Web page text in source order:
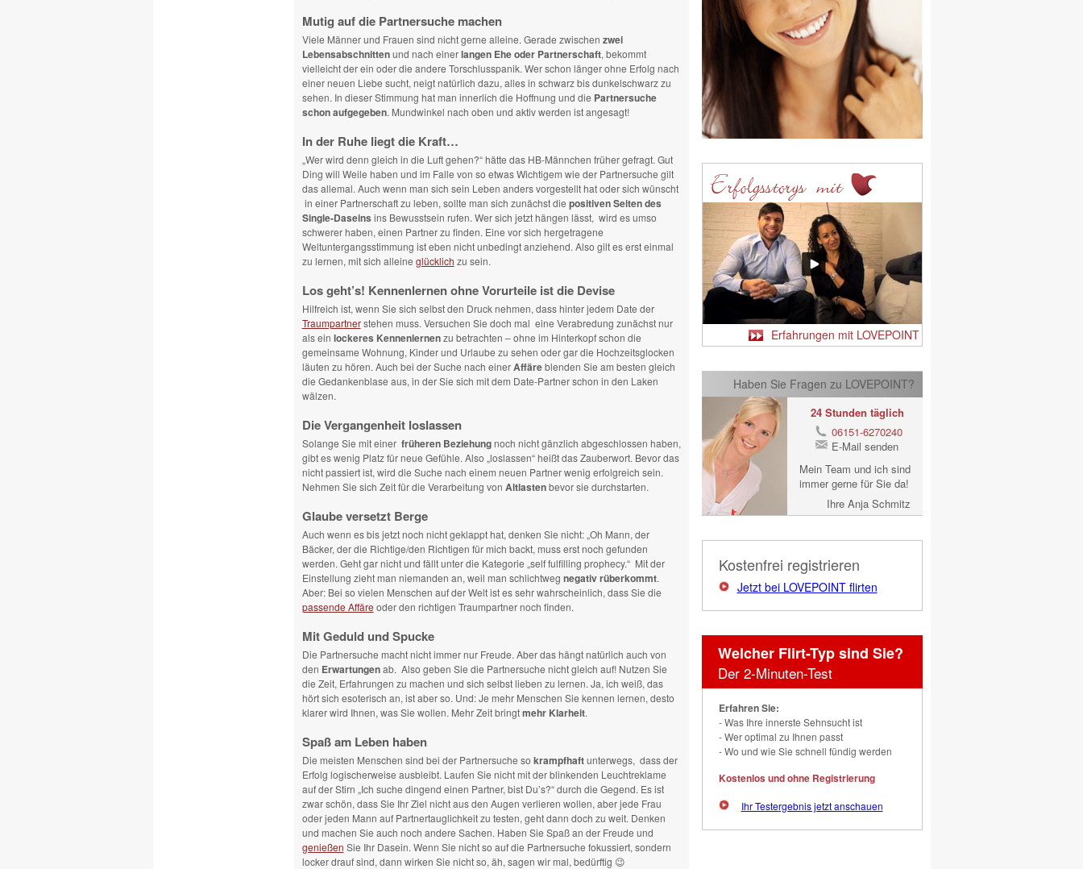
Erfahrungen mit LOVEPOINT
Haben Sie Fragen zu LOVEPOINT?
24 Stunden täglich
06151-6270240
E-Mail senden
Mein Team und ich sind
immer gerne für Sie da!
Ihre Anja Schmitz
Kostenfrei registrieren
Jetzt bei LOVEPOINT flirten
Welcher Flirt-Typ sind Sie?
Der 2-Minuten-Test
Erfahren Sie:
Was Ihre innerste Sehnsucht ist
Wer optimal zu Ihnen passt
Wo und wie Sie schnell fündig werden
Kostenlos und ohne Registrierung
Ihr Testergebnis jetzt anschauen
Mutig auf die Partnersuche machen
Viele Männer und Frauen sind nicht gerne alleine. Gerade zwischen zwei
Lebensabschnittenund nach einerlangen Ehe oder Partnerschaft, bekommt
vielleicht der ein oder die andere Torschlusspanik. Wer schon länger ohne Erfolg nach
einer neuen Liebe sucht, neigt natürlich dazu, alles in schwarz bis dunkelschwarz zu
sehen. In dieser Stimmung hat man innerlich die Hoffnung und die Partnersuche
schon aufgegeben. Mundwinkel nach oben und aktiv werden ist angesagt!
In der Ruhe liegt die Kraft…
„Wer wird denn gleich in die Luft gehen?“ hätte das HB-Männchen früher gefragt. Gut
Ding will Weile haben und im Falle von so etwas Wichtigem wie der Partnersuche gilt
das allemal. Auch wenn man sich sein Leben anders vorgestellt hat oder sich wünscht
in einer Partnerschaft zu leben, sollte man sich zunächst die positiven Seiten des
Single-Daseins ins Bewusstsein rufen. Wer sich jetzt hängen lässt, wird es umso
schwerer haben, einen Partner zu finden. Eine vor sich hergetragene
Weltuntergangsstimmung ist eben nicht unbedingt anziehend. Also gilt es erst einmal
zu lernen, mit sich alleine glücklich zu sein.
Los geht’s! Kennenlernen ohne Vorurteile ist die Devise
Hilfreich ist, wenn Sie sich selbst den Druck nehmen, dass hinter jedem Date der
Traumpartnerstehen muss. Versuchen Sie doch mal eine Verabredung zunächst nur
als ein lockeres Kennenlernenzu betrachten – ohne im Hinterkopf schon die
gemeinsame Wohnung, Kinder und Urlaube zu sehen oder gar die Hochzeitsglocken
läuten zu hören. Auch bei der Suche nach einerAffäreblenden Sie am besten gleich
die Gedankenblase aus, in der Sie sich mit dem Date-Partner schon in den Laken
wälzen.
Die Vergangenheit loslassen
Solange Sie mit einer früheren Beziehungnoch nicht gänzlich abgeschlossen haben,
gibt es wenig Platz für neue Gefühle. Also „loslassen“ heißt das Zauberwort. Bevor das
nicht passiert ist, wird die Suche nach einem neuen Partner wenig erfolgreich sein.
Nehmen Sie sich Zeit für die Verarbeitung von Altlastenbevor sie durchstarten.
Glaube versetzt Berge
Auch wenn es bis jetzt noch nicht geklappt hat, denken Sie nicht: „Oh Mann, der
Bäcker, der die Richtige/den Richtigen für mich backt, muss erst noch gefunden
werden. Geht gar nicht und fällt unter die Kategorie „self fulfilling prophecy.“ Mit der
Einstellung zieht man niemanden an, weil man schlichtweg negativ rüberkommt.
Aber: Bei so vielen Menschen auf der Welt ist es sehr wahrscheinlich, dass Sie die
passende Affäre oder den richtigen Traumpartner noch finden.
Mit Geduld und Spucke
Die Partnersuche macht nicht immer nur Freude. Aber das hängt natürlich auch von
den Erwartungenab. Also geben Sie die Partnersuche nicht gleich auf! Nutzen Sie
die Zeit, Erfahrungen zu machen und sich selbst lieben zu lernen. Ja, ich weiß, das
hört sich esoterisch an, ist aber so. Und: Je mehr Menschen Sie kennen lernen, desto
klarer wird Ihnen, was Sie wollen. Mehr Zeit bringtmehr Klarheit.
Spaß am Leben haben
Die meisten Menschen sind bei der Partnersuche so krampfhaftunterwegs, dass der
Erfolg logischerweise ausbleibt. Laufen Sie nicht mit der blinkenden Leuchtreklame
auf der Stirn „Ich suche dingend einen Partner, bist Du’s?“ durch die Gegend. Es ist
zwar schön, dass Sie Ihr Ziel nicht aus den Augen verlieren wollen, aber jede Frau
oder jeden Mann auf Partnertauglichkeit zu testen, geht dann doch zu weit. Denken
und machen Sie auch noch andere Sachen. Haben Sie Spaß an der Freude und
genießen Sie Ihr Dasein. Wenn Sie nicht so auf die Partnersuche fokussiert, sondern
locker drauf sind, dann wirken Sie nicht so, äh, sagen wir mal, bedürftig 😉